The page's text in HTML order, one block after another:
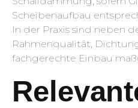
Scheibenaufbau
In der Praxis sind neben
Rahmenqualität,
fachgerechte Einbau